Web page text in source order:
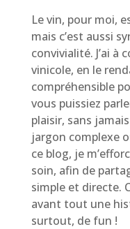
Le vin, pour moi,
mais c’est aussi
convivialité. J’ai à
vinicole, en le
compréhensible
vous puissiez
plaisir, sans
jargon complexe
ce blog, je
soin, afin de
simple et directe.
avant tout une
surtout, de fun !